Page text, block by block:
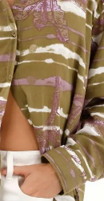
9. Polo
10 .